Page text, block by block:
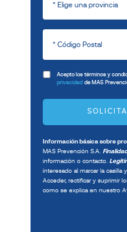
Acepto los términos y
privacidad de MAS
Información básica sobre
MAS Prevención S.A.
información o contacto.
interesado al marcar la casilla
Acceder, rectificar y suprimir
como se explica en nuestro